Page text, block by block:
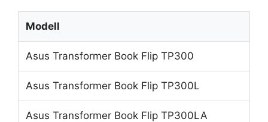
Modell
Asus Transformer Book Flip TP300
Asus Transformer Book Flip TP300L
Asus Transformer Book Flip TP300LA